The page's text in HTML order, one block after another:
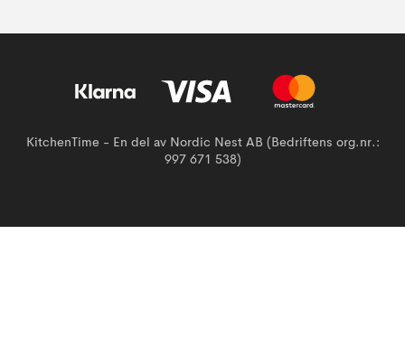
KitchenTime - En del av Nordic Nest AB (Bedriftens org.nr.:
997 671 538)